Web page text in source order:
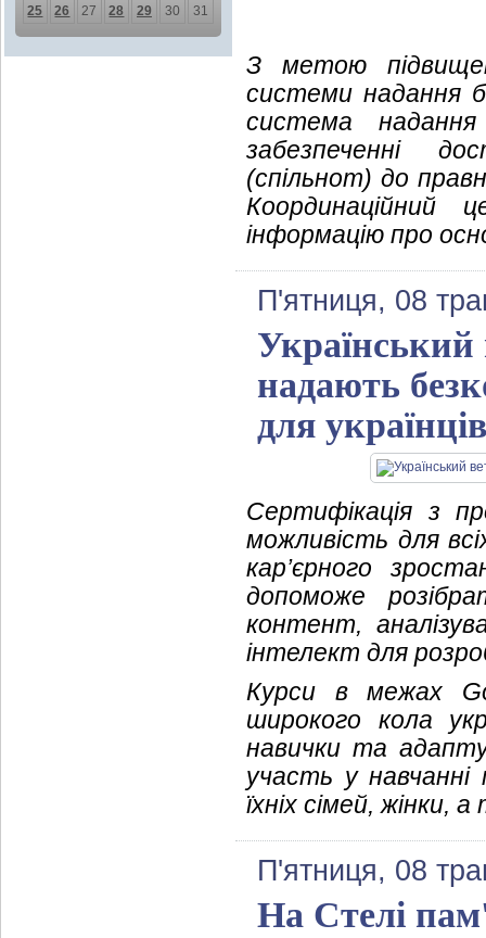
25
26 27 28 29 30 31
З метою
системи надання
система
забезпеченні
(спільнот) до
Координаційний
інформацію про
П'ятниця, 08
Український
надають
для українців
Сертифікація з
можливість для
кар’єрного
допоможе
контент,
інтелект для
Курси в межах
широкого кола
навички та
участь у
їхніх сімей,
П'ятниця, 08
На Стелі